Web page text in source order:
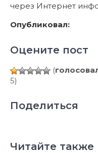
через Интернет
Опубликовал:
Оцените пост
(
5)
Поделиться
Читайте также